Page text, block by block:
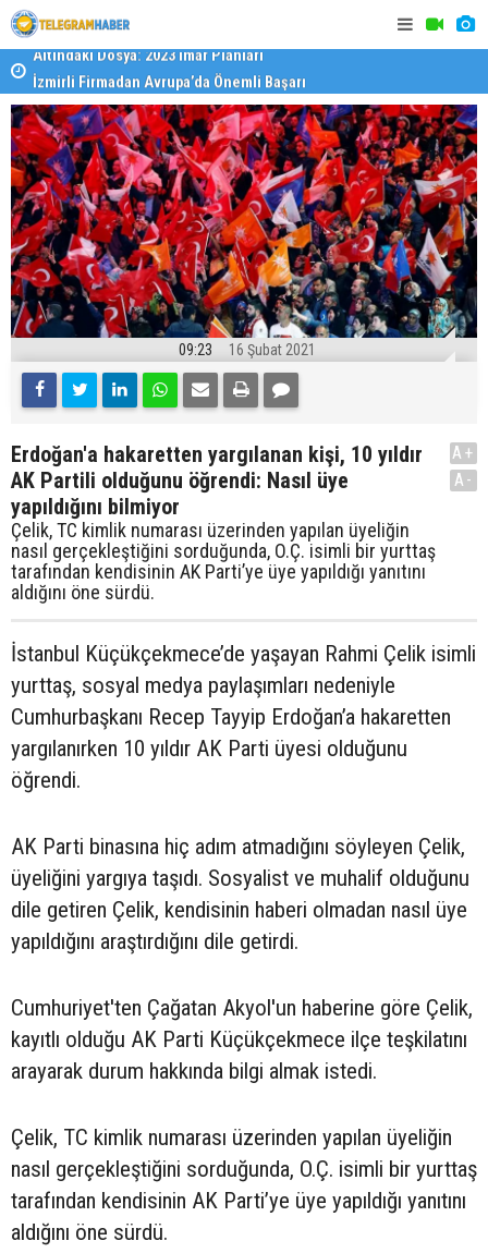
İzmirli Firmadan Avrupa’da Önemli Başarı
Devlet
09:23 16 Şubat 2021
Erdoğan'a hakaretten yargılanan kişi, 10 yıldır
AK Partili olduğunu öğrendi: Nasıl üye
yapıldığını bilmiyor
Çelik, TC kimlik numarası üzerinden yapılan üyeliğin
nasıl gerçekleştiğini sorduğunda, O.Ç. isimli bir yurttaş
tarafından kendisinin AK Parti’ye üye yapıldığı yanıtını
aldığını öne sürdü.
A+
A-
İstanbul Küçükçekmece’de yaşayan Rahmi Çelik isimli
yurttaş, sosyal medya paylaşımları nedeniyle
Cumhurbaşkanı Recep Tayyip Erdoğan’a hakaretten
yargılanırken 10 yıldır AK Parti üyesi olduğunu
öğrendi.
AK Parti binasına hiç adım atmadığını söyleyen Çelik,
üyeliğini yargıya taşıdı. Sosyalist ve muhalif olduğunu
dile getiren Çelik, kendisinin haberi olmadan nasıl üye
yapıldığını araştırdığını dile getirdi.
Cumhuriyet'ten Çağatan Akyol'un haberine göre Çelik,
kayıtlı olduğu AK Parti Küçükçekmece ilçe teşkilatını
arayarak durum hakkında bilgi almak istedi.
Çelik, TC kimlik numarası üzerinden yapılan üyeliğin
nasıl gerçekleştiğini sorduğunda, O.Ç. isimli bir yurttaş
tarafından kendisinin AK Parti’ye üye yapıldığı yanıtını
aldığını öne sürdü.